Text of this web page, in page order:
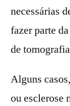
necessárias
fazer parte
de
Alguns
ou esclerose